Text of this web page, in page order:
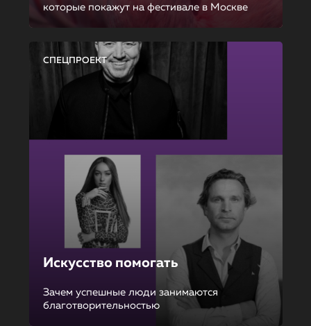
которые покажут на фестивале в Москве
СПЕЦПРОЕКТ
Искусство помогать
Зачем успешные люди занимаются
благотворительностью